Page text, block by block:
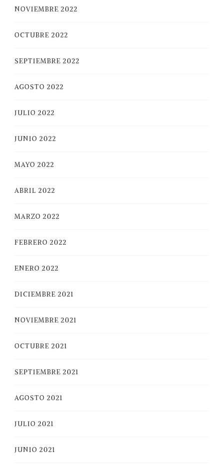
NOVIEMBRE 2022
OCTUBRE 2022
SEPTIEMBRE 2022
AGOSTO 2022
JULIO 2022
JUNIO 2022
MAYO 2022
ABRIL 2022
MARZO 2022
FEBRERO 2022
ENERO 2022
DICIEMBRE 2021
NOVIEMBRE 2021
OCTUBRE 2021
SEPTIEMBRE 2021
AGOSTO 2021
JULIO 2021
JUNIO 2021